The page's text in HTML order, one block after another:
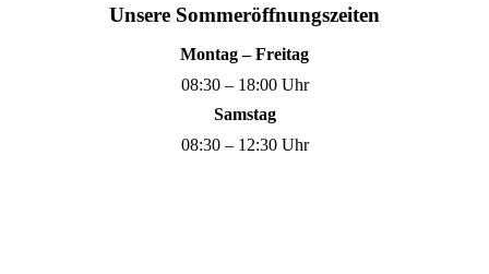
Unsere Sommeröffnungszeiten
Montag – Freitag
08:30 – 18:00 Uhr
Samstag
08:30 – 12:30 Uhr